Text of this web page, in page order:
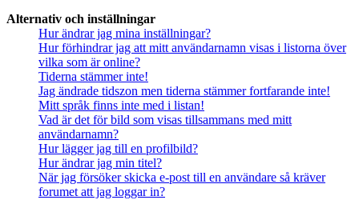
Alternativ och inställningar
Hur ändrar jag mina inställningar?
Hur förhindrar jag att mitt användarnamn visas i listorna över
vilka som är online?
Tiderna stämmer inte!
Jag ändrade tidszon men tiderna stämmer fortfarande inte!
Mitt språk finns inte med i listan!
Vad är det för bild som visas tillsammans med mitt
användarnamn?
Hur lägger jag till en profilbild?
Hur ändrar jag min titel?
När jag försöker skicka e-post till en användare så kräver
forumet att jag loggar in?